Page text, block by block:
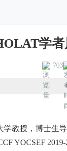
学
703
学教授，博士生
YOCSEF